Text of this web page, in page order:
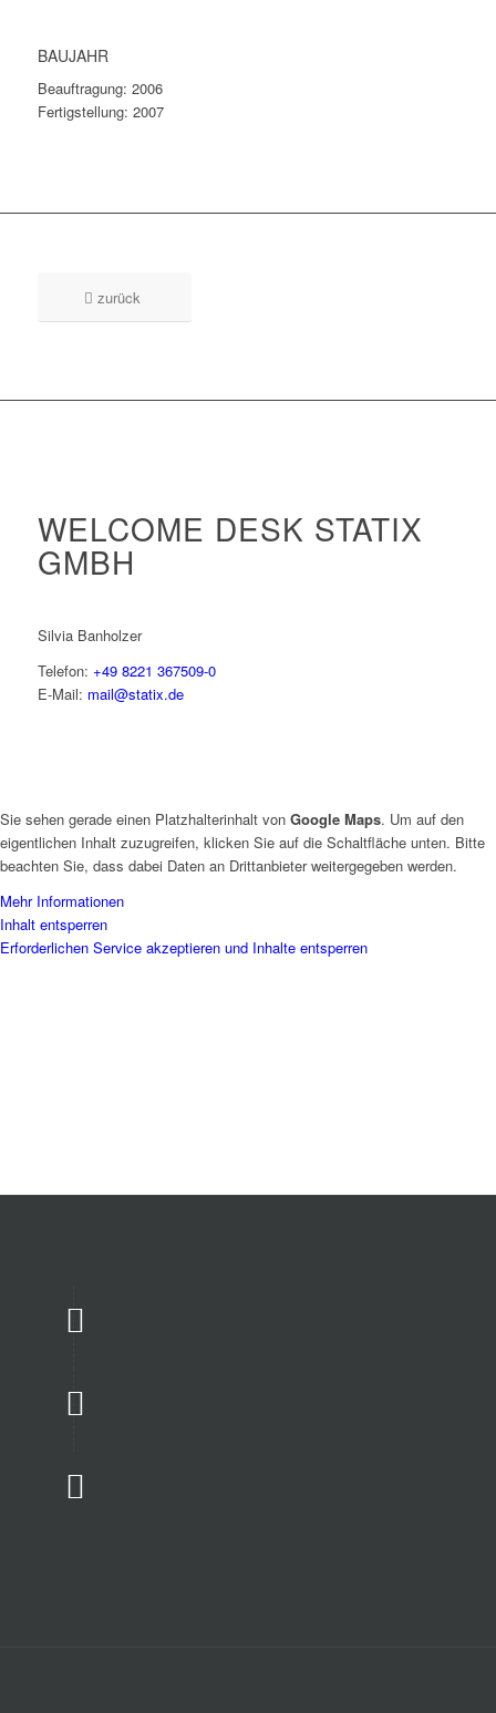
BAUJAHR
Beauftragung: 2006
Fertigstellung: 2007
zurück
WELCOME DESK STATIX
GMBH
Silvia Banholzer
Telefon: +49 8221 367509-0
E-Mail: mail@statix.de
Sie sehen gerade einen Platzhalterinhalt von Google Maps. Um auf den
eigentlichen Inhalt zuzugreifen, klicken Sie auf die Schaltfläche unten. Bitte
beachten Sie, dass dabei Daten an Drittanbieter weitergegeben werden.
Mehr Informationen
Inhalt entsperren
Erforderlichen Service akzeptieren und Inhalte entsperren